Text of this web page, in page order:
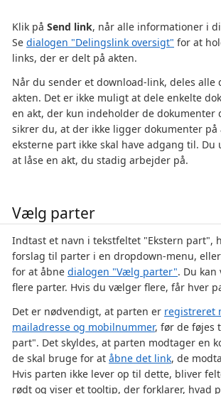
Klik på Send link, når alle informationer i
Se dialogen "Delingslink oversigt" for at
links, der er delt på akten.
Når du sender et download-link, deles alle
akten. Det er ikke muligt at dele enkelte
en akt, der kun indeholder de dokumenter
sikrer du, at der ikke ligger dokumenter på
eksterne part ikke skal have adgang til.
at låse en akt, du stadig arbejder på.
Vælg parter
Indtast et navn i tekstfeltet "Ekstern part",
forslag til parter i en dropdown-menu,
for at åbne dialogen "Vælg parter". Du
flere parter. Hvis du vælger flere, får hver
Det er nødvendigt, at parten er registreret
mailadresse og mobilnummer, før de føjes
part". Det skyldes, at parten modtager en
de skal bruge for at åbne det link, de
Hvis parten ikke lever op til dette, bliver
rødt og viser et tooltip, der forklarer, hvad